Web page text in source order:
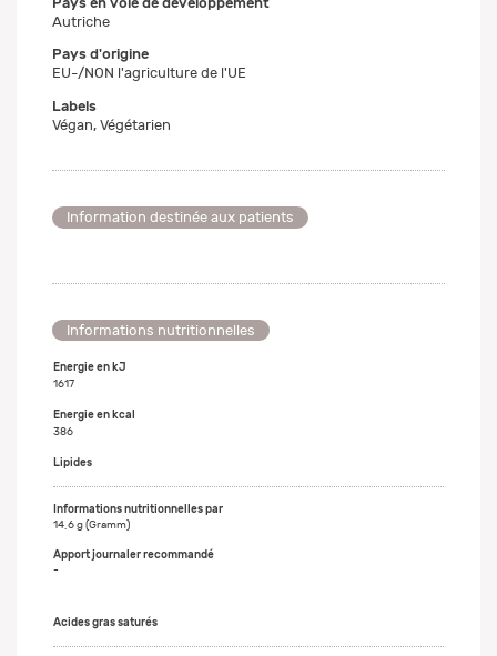
Autriche
Pays d'origine
EU-/NON l'agriculture de l'UE
Labels
Végan, Végétarien
Information destinée aux patients
Informations nutritionnelles
Energie en kJ
1617
Energie en kcal
386
Lipides
14,6 g (Gramm)
-
Acides gras saturés